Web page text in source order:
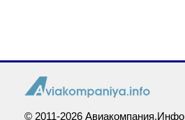
© 2011-2026 Авиакомпания.Инфо